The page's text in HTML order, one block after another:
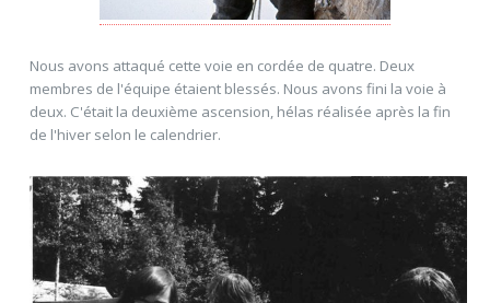
Nous avons attaqué cette voie en cordée de quatre. Deux
membres de l'équipe étaient blessés. Nous avons fini la voie à
deux. C'était la deuxième ascension, hélas réalisée après la fin
de l'hiver selon le calendrier.